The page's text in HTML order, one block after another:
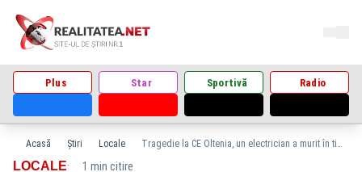
Plus Star Sportivă Radio
Acasă Știri Locale Tragedie la CE Oltenia, un electrician a murit în timp ce repara un utilaj
LOCALE· 1 min citire